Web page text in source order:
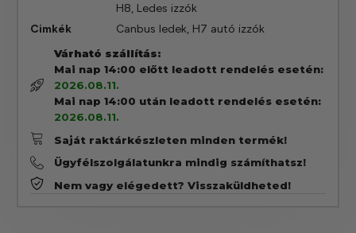
H8, Ledes izzók
Cimkék
Canbus ledek, H7 autó izzók
Várható szállítás:
Mai nap 14:00 előtt leadott rendelés esetén:
2026.08.11.
Mai nap 14:00 után leadott rendelés esetén:
2026.08.11.
Saját raktárkészleten minden termék!
Ügyfélszolgálatunkra mindig számíthatsz!
Nem vagy elégedett? Visszaküldheted!